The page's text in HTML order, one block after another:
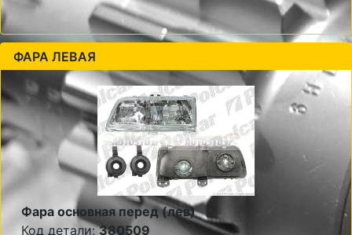
ФАРА ЛЕВАЯ
Фара основная перед (лев)
Код детали:380509